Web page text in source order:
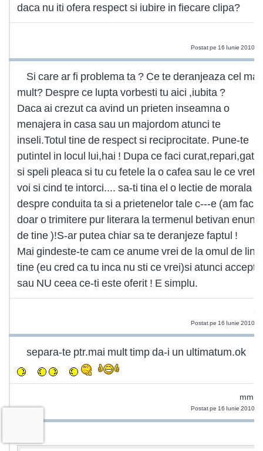
daca nu iti ofera respect si iubire in fiecare clipa?
Postat pe 16 Iunie 2010
Si care ar fi problema ta ? Ce te deranjeaza cel mai
mult? Despre ce lupta vorbesti tu aici ,iubita ?
Daca ai crezut ca avind un prieten inseamna o
menajera in casa sau un majordom atunci te
inseli.Totul tine de respect si reciprocitate. Pune-te
putintel in locul lui,hai ! Dupa ce faci
si speli pleaca si tu cu fetele la o cafea sau le ce vreti
voi si cind te intorci.... sa-ti tina el o lectie de morala
despre conduita ta si a prietenelor tale c---e (am facut
doar o trimitere pur literara la termenul betivan
de tine )!S-ar putea chiar sa te deranjeze faptul !
Mai gindeste-te cam ce anume vrei de la omul de
tine (eu cred ca tu inca nu sti ce vrei)si atunci accepti
sau NU ceea ce-ti este oferit ! E simplu.
Postat pe 16 Iunie 2010
separa-te ptr.mai mult timp da-i un ultimatum.ok
Postat pe 16 Iunie 2010